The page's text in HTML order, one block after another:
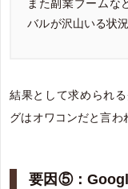
また副業ブームな
バルが沢山いる状況
結果として求められ
グはオワコンだと言わ
要因⑤：